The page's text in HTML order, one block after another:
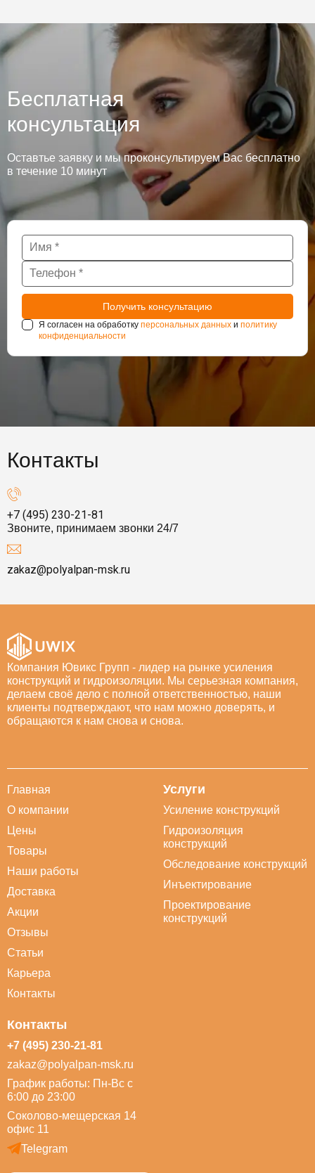
Бесплатная
консультация
Оставтье заявку и мы проконсультируем Вас бесплатно
в течение 10 минут
Я согласен на обработку персональных данных и политику
конфиденциальности
Контакты
+7 (495) 230-21-81
Звоните, принимаем звонки 24/7
zakaz@polyalpan-msk.ru
Компания Ювикс Групп - лидер на рынке усиления
конструкций и гидроизоляции. Мы серьезная компания,
делаем своё дело с полной ответственностью, наши
клиенты подтверждают, что нам можно доверять, и
обращаются к нам снова и снова.
Главная
О компании
Цены
Товары
Наши работы
Доставка
Акции
Отзывы
Статьи
Карьера
Контакты
Услуги
Усиление конструкций
Гидроизоляция
конструкций
Обследование конструкций
Инъектирование
Проектирование
конструкций
Контакты
+7 (495) 230-21-81
zakaz@polyalpan-msk.ru
График работы: Пн-Вс с
6:00 до 23:00
Соколово-мещерская 14
офис 11
Telegram